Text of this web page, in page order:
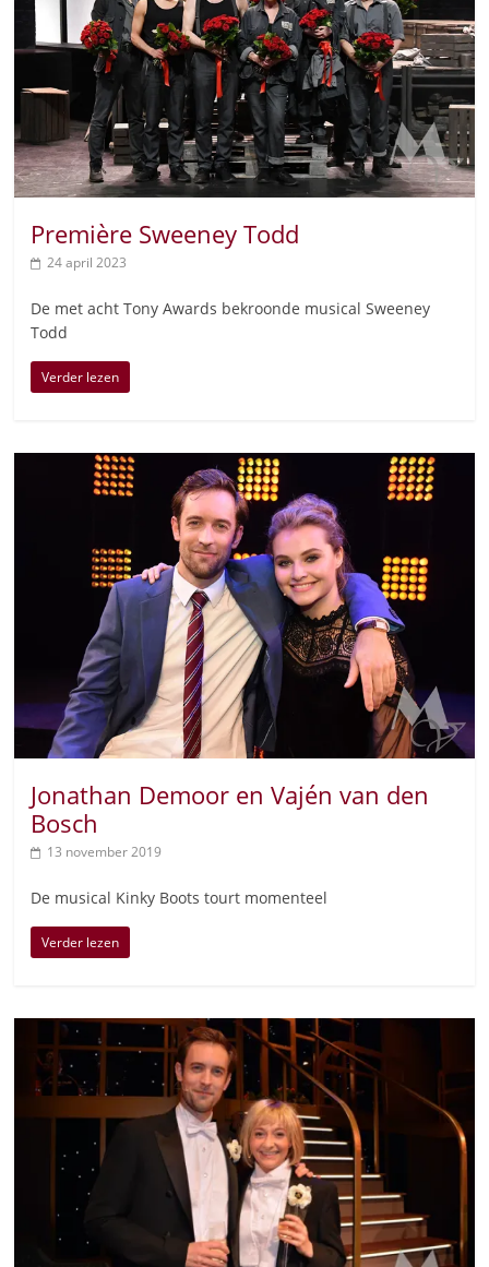
Première Sweeney Todd
24 april 2023
De met acht Tony Awards bekroonde musical Sweeney
Todd
Verder lezen
Jonathan Demoor en Vajén van den
Bosch
13 november 2019
De musical Kinky Boots tourt momenteel
Verder lezen